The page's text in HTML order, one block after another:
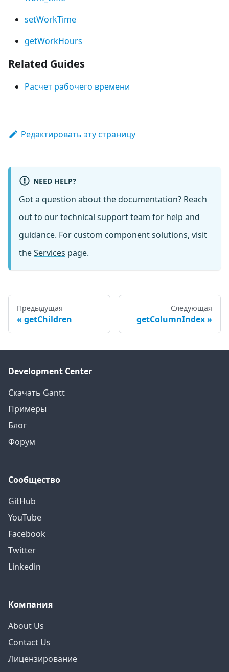
setWorkTime
getWorkHours
Related Guides
Расчет рабочего времени
Редактировать эту страницу
NEED HELP?
Got a question about the documentation? Reach
out to ourtechnical support team for help and
guidance. For custom component solutions, visit
theServices page.
Предыдущая
getChildren
Следующая
getColumnIndex
Development Center
Скачать Gantt
Примеры
Блог
Форум
Сообщество
GitHub
YouTube
Facebook
Twitter
Linkedin
Компания
About Us
Contact Us
Лицензирование